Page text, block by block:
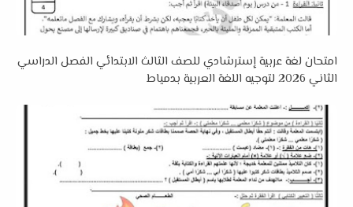
امتحان لغة عربية إسترشادي للصف الثالث الابتدائي الفصل الدراسي
الثاني 2026 لتوجيه اللغة العربية بدمياط